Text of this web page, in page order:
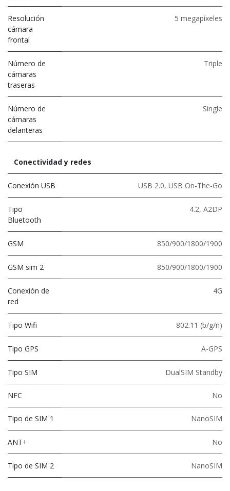
Resolución
cámara
frontal
5 megapíxeles
Número de
cámaras
traseras
Triple
Número de
cámaras
delanteras
Single
Conectividad y redes
Conexión USB USB 2.0, USB On-The-Go
Tipo
Bluetooth
4.2, A2DP
GSM 850/900/1800/1900
GSM sim 2 850/900/1800/1900
Conexión de
red
4G
Tipo Wifi 802.11 (b/g/n)
Tipo GPS A-GPS
Tipo SIM DualSIM Standby
NFC No
Tipo de SIM 1 NanoSIM
ANT+ No
Tipo de SIM 2 NanoSIM